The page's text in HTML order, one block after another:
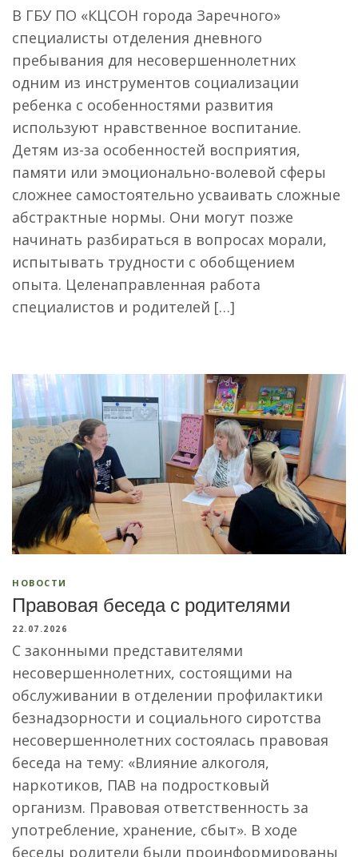
В ГБУ ПО «КЦСОН города Заречного»
специалисты отделения дневного
пребывания для несовершеннолетних
одним из инструментов социализации
ребенка с особенностями развития
используют нравственное воспитание.
Детям из-за особенностей восприятия,
памяти или эмоционально-волевой сферы
сложнее самостоятельно усваивать сложные
абстрактные нормы. Они могут позже
начинать разбираться в вопросах морали,
испытывать трудности с обобщением
опыта. Целенаправленная работа
специалистов и родителей […]
НОВОСТИ
Правовая беседа с родителями
22.07.2026
С законными представителями
несовершеннолетних, состоящими на
обслуживании в отделении профилактики
безнадзорности и социального сиротства
несовершеннолетних состоялась правовая
беседа на тему: «Влияние алкоголя,
наркотиков, ПАВ на подростковый
организм. Правовая ответственность за
употребление, хранение, сбыт». В ходе
беседы родители были проинформированы